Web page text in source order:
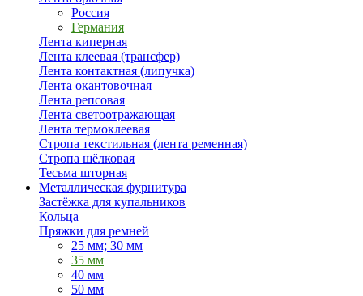
Россия
Германия
Лента киперная
Лента клеевая (трансфер)
Лента контактная (липучка)
Лента окантовочная
Лента репсовая
Лента светоотражающая
Лента термоклеевая
Стропа текстильная (лента ременная)
Стропа шёлковая
Тесьма шторная
Металлическая фурнитура
Застёжка для купальников
Кольца
Пряжки для ремней
25 мм; 30 мм
35 мм
40 мм
50 мм